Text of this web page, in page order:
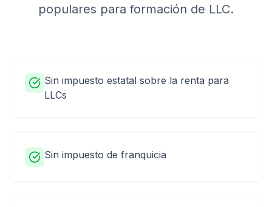
populares para formación de LLC.
Sin impuesto estatal sobre la renta para
LLCs
Sin impuesto de franquicia